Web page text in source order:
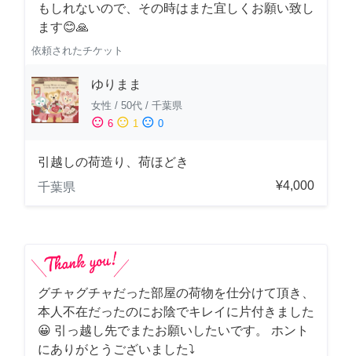
もしれないので、その時はまた宜しくお願い致し
ます😊🙏
依頼されたチケット
ゆりまま
女性 / 50代 / 千葉県
sentiment_satisfied 6 sentiment_neutral 1 sentiment_dissatisfied 0
引越しの荷造り、荷ほどき
千葉県
¥4,000
グチャグチャだった部屋の荷物を仕分けて頂き、
本人不在だったのにお陰でキレイに片付きました
😀 引っ越し先でまたお願いしたいです。 ホント
にありがとうございました⤵